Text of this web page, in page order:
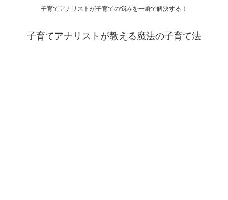
子育てアナリストが子育ての悩みを一瞬で解決する！
子育てアナリストが教える魔法の子育て法